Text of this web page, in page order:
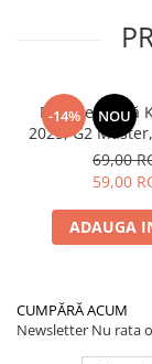
-14% NOU
Plăcuțe Frână
2025, G2 Master,
– Set 2 Bucăți
Spate)
69,00
59,00
ADAUGA
CUMPĂRĂ ACUM
Newsletter Nu rata